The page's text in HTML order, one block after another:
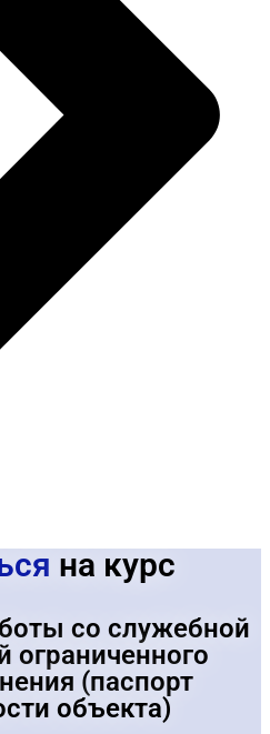
на курс
со служебной
ограниченного
(паспорт
объекта)